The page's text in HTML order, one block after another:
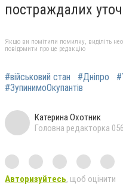
постраждалих
Якщо ви помітили помилку, виділіть
повідомити про це редакцію
#військовий стан #Дніпро
#ЗупинимоОкупантів
Катерина Охотник
Головна редакторка
Авторизуйтесь, щоб оцінити